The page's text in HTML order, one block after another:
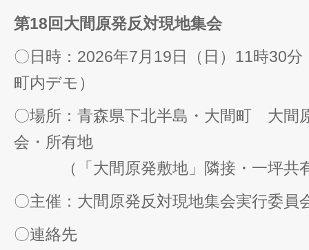
第18回大間原発反対現地集会
〇日時：2026年7月19日（日）11時30
町内デモ）
〇場所：青森県下北半島・大間町 大間
会・所有地
（「大間原発敷地」隣接・一坪共
〇主催：大間原発反対現地集会実行委員
〇連絡先